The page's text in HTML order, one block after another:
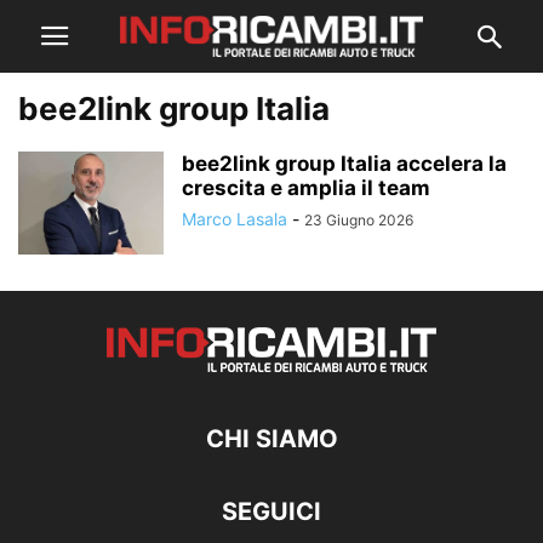
bee2link group Italia
bee2link group Italia accelera la
crescita e amplia il team
Marco Lasala - 23 Giugno 2026
CHI SIAMO
SEGUICI